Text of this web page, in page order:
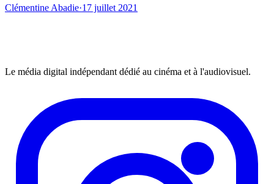
Clémentine Abadie·17 juillet 2021
Le média digital indépendant dédié au cinéma et à l'audiovisuel.